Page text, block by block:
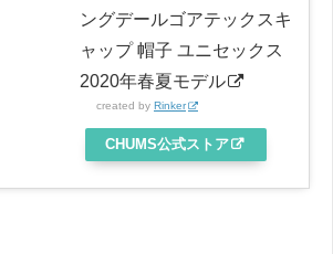
ングデールゴアテックスキ
ャップ 帽子 ユニセックス
2020年春夏モデル
created by Rinker
CHUMS公式ストア